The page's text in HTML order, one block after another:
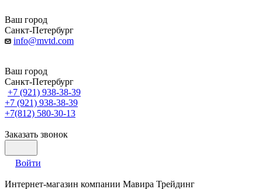
Ваш город
Санкт-Петербург
info@mvtd.com
Ваш город
Санкт-Петербург
+7 (921) 938-38-39
+7 (921) 938-38-39
+7(812) 580-30-13
Заказать звонок
Войти
Интернет-магазин компании Мавира Трейдинг